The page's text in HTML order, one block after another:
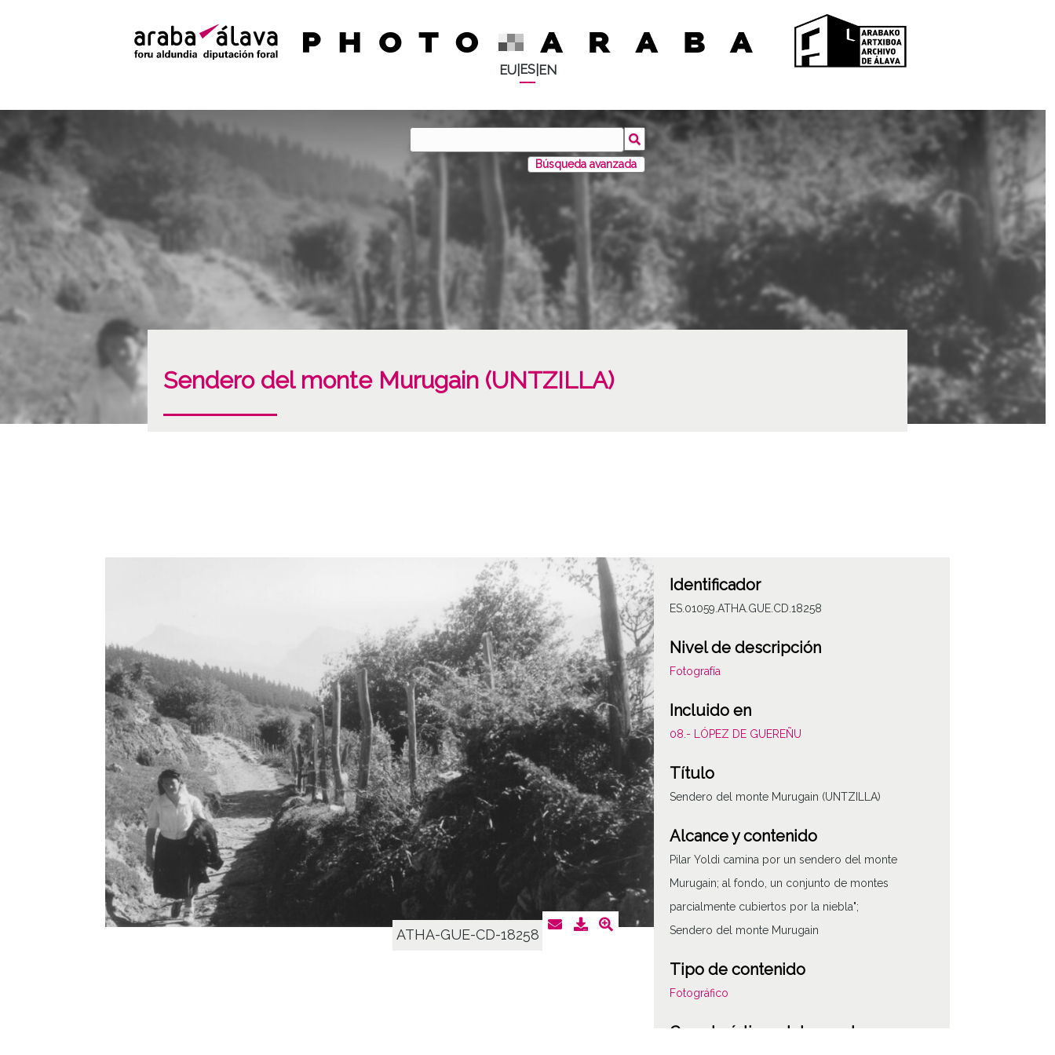
EU| ES| EN
Búsqueda avanzada
Sendero del monte Murugain (UNTZILLA)
ATHA-GUE-CD-18258
Identificador
ES.01059.ATHA.GUE.CD.18258
Nivel de descripción
Fotografía
Incluido en
08.- LÓPEZ DE GUEREÑU
Título
Sendero del monte Murugain (UNTZILLA)
Alcance y contenido
Pilar Yoldi camina por un sendero del monte
Murugain; al fondo, un conjunto de montes
parcialmente cubiertos por la niebla";
Sendero del monte Murugain
Tipo de contenido
Fotográfico
Características del soporte